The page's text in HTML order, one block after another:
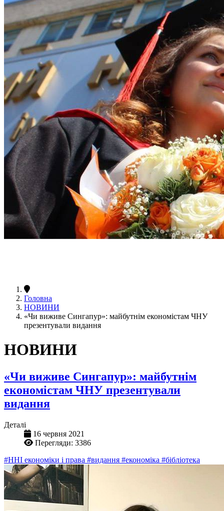
Головна
НОВИНИ
«Чи виживе Сингапур»: майбутнім економістам ЧНУ
презентували видання
НОВИНИ
«Чи виживе Сингапур»: майбутнім
економістам ЧНУ презентували
видання
Деталі
16 червня 2021
Перегляди: 3386
#ННІ економіки і права #видання #економіка #бібліотека